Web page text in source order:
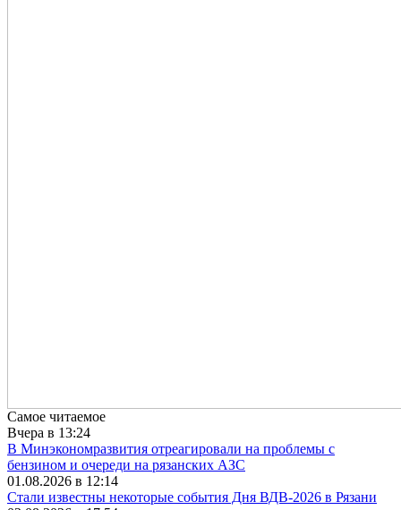
Самое читаемое
Вчера в 13:24
В Минэкономразвития отреагировали на проблемы с
бензином и очереди на рязанских АЗС
01.08.2026 в 12:14
Стали известны некоторые события Дня ВДВ-2026 в Рязани